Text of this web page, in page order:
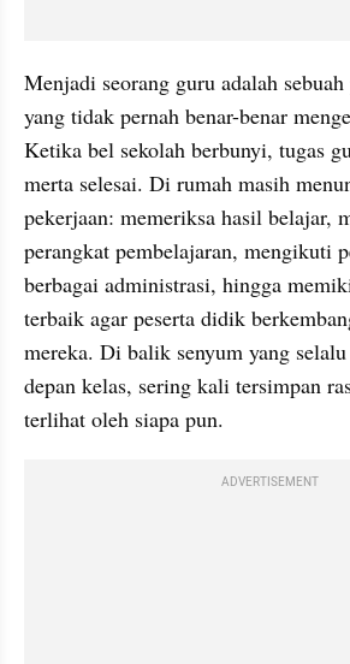
Menjadi seorang guru adalah
yang tidak pernah benar-benar
Ketika bel sekolah berbunyi, tugas
merta selesai. Di rumah masih
pekerjaan: memeriksa hasil belajar,
perangkat pembelajaran, mengikuti
berbagai administrasi, hingga
terbaik agar peserta didik
mereka. Di balik senyum yang
depan kelas, sering kali tersimpan
terlihat oleh siapa pun.
ADVERTISEMENT